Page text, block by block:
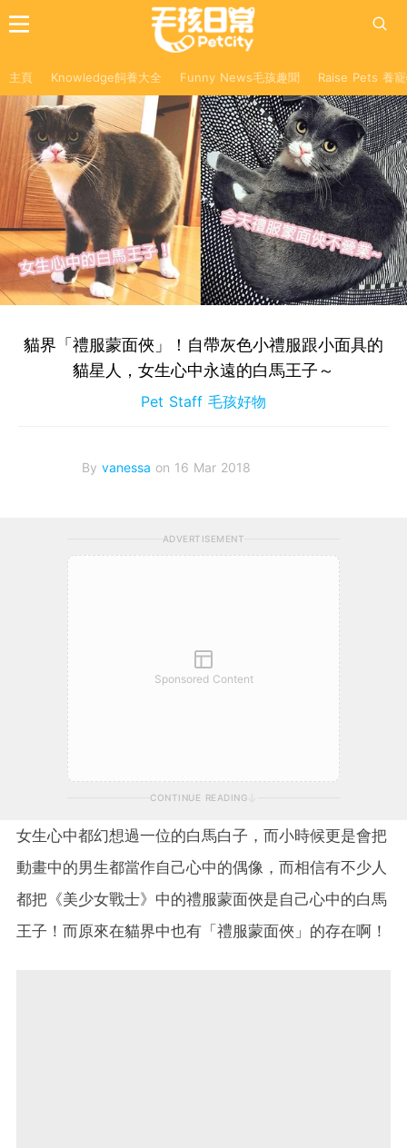
主頁 Knowledge飼養大全 Funny News毛孩趣聞 Raise Pets 養
貓界「禮服蒙面俠」！自帶灰色小禮服跟小面具的
貓星人，女生心中永遠的白馬王子～
Pet Staff 毛孩好物
By vanessa on 16 Mar 2018
ADVERTISEMENT
Sponsored Content
CONTINUE READING
女生心中都幻想過一位的白馬白子，而小時候更是會把
動畫中的男生都當作自己心中的偶像，而相信有不少人
都把《美少女戰士》中的禮服蒙面俠是自己心中的白馬
王子！而原來在貓界中也有「禮服蒙面俠」的存在啊！